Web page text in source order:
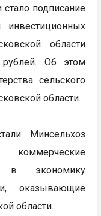
подписание
области
Об этом
сельского
области.
Минсельхоз
коммерческие
в экономику
оказывающие
области.